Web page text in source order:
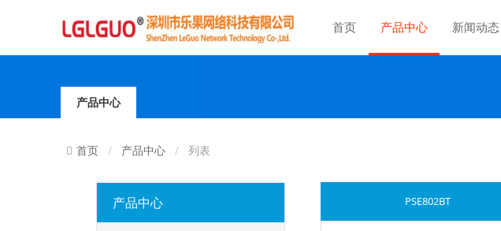
首页 产品中心 新闻动态
产品中心
首页 产品中心 列表
产品中心
PSE802BT